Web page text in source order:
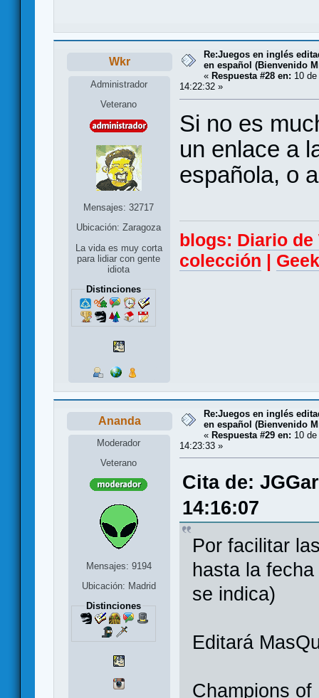
Wkr
Administrador
Veterano
Mensajes: 32717
Ubicación: Zaragoza
La vida es muy corta
para lidiar con gente
idiota
Distinciones
Re:Juegos en inglés
en español (Bienvenido
« Respuesta #28 en: 10
14:22:32 »
Si no es
un enlace a
española, o
blogs: Diario
colección
Ananda
Moderador
Veterano
Mensajes: 9194
Ubicación: Madrid
Distinciones
Re:Juegos en inglés
en español (Bienvenido
« Respuesta #29 en: 10
14:23:33 »
Cita de:
14:16:07
Por facilitar
hasta la
se indica)
Editará
Champions